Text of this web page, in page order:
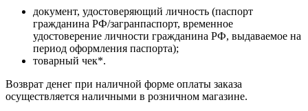
документ, удостоверяющий личность (паспорт
гражданина РФ/загранпаспорт, временное
удостоверение личности гражданина РФ, выдаваемое на
период оформления паспорта);
товарный чек*.
Возврат денег при наличной форме оплаты заказа
осуществляется наличными в розничном магазине.